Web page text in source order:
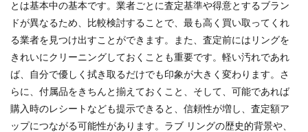
とは基本中の基本です。業者ごとに査定基準や得意とするブラン
ドが異なるため、比較検討することで、最も高く買い取ってくれ
る業者を見つけ出すことができます。また、査定前にはリングを
きれいにクリーニングしておくことも重要です。軽い汚れであれ
ば、自分で優しく拭き取るだけでも印象が大きく変わります。さ
らに、付属品をきちんと揃えておくこと、そして、可能であれば
購入時のレシートなども提示できると、信頼性が増し、査定額ア
ップにつながる可能性があります。ラブ リングの歴史的背景や、